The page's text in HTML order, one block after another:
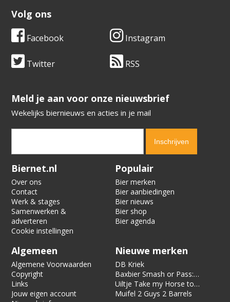
Volg ons
Facebook Instagram
Twitter RSS
​​​​​​​Meld je aan voor onze nieuwsbrief
Wekelijks biernieuws en acties in je mail
Verification code:
Biernet.nl
Over ons
Contact
Werk & stages
Samenwerken &
adverteren
Cookie instellingen
Populair
Bier merken
Bier aanbiedingen
Bier nieuws
Bier shop
Bier agenda
Algemeen
Algemene Voorwaarden
Copyright
Links
Jouw eigen account
Nieuwe merken
DB Kriek
Baxbier Smash or Pass:
Strata
Uiltje Take my Horse to
the Hotel Room
Muifel 2 Guys 2 Barrels